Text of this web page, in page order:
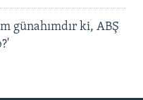
günahımdır ki, ABŞ